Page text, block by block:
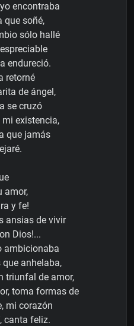
encontraba
que soñé,
sólo hallé
endureció.
retorné
de ángel,
se cruzó
existencia,
que jamás
amor,
y fe!
ansias de vivir
Dios!...
ambicionaba
anhelaba,
triunfal de amor,
toma formas de
mi corazón
canta feliz.